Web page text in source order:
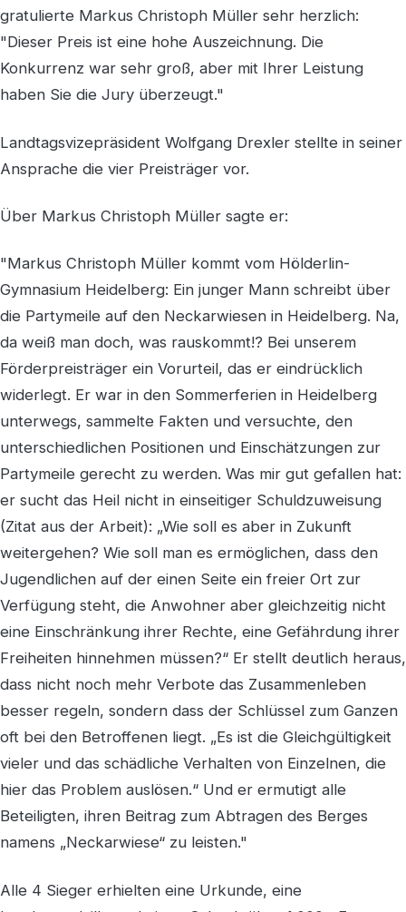
gratulierte Markus Christoph Müller sehr herzlich:
"Dieser Preis ist eine hohe Auszeichnung. Die
Konkurrenz war sehr groß, aber mit Ihrer Leistung
haben Sie die Jury überzeugt."
Landtagsvizepräsident Wolfgang Drexler stellte in seiner
Ansprache die vier Preisträger vor.
Über Markus Christoph Müller sagte er:
"Markus Christoph Müller kommt vom Hölderlin-
Gymnasium Heidelberg: Ein junger Mann schreibt über
die Partymeile auf den Neckarwiesen in Heidelberg. Na,
da weiß man doch, was rauskommt!? Bei unserem
Förderpreisträger ein Vorurteil, das er eindrücklich
widerlegt. Er war in den Sommerferien in Heidelberg
unterwegs, sammelte Fakten und versuchte, den
unterschiedlichen Positionen und Einschätzungen zur
Partymeile gerecht zu werden. Was mir gut gefallen hat:
er sucht das Heil nicht in einseitiger Schuldzuweisung
(Zitat aus der Arbeit): „Wie soll es aber in Zukunft
weitergehen? Wie soll man es ermöglichen, dass den
Jugendlichen auf der einen Seite ein freier Ort zur
Verfügung steht, die Anwohner aber gleichzeitig nicht
eine Einschränkung ihrer Rechte, eine Gefährdung ihrer
Freiheiten hinnehmen müssen?“ Er stellt deutlich heraus,
dass nicht noch mehr Verbote das Zusammenleben
besser regeln, sondern dass der Schlüssel zum Ganzen
oft bei den Betroffenen liegt. „Es ist die Gleichgültigkeit
vieler und das schädliche Verhalten von Einzelnen, die
hier das Problem auslösen.“ Und er ermutigt alle
Beteiligten, ihren Beitrag zum Abtragen des Berges
namens „Neckarwiese“ zu leisten."
Alle 4 Sieger erhielten eine Urkunde, eine